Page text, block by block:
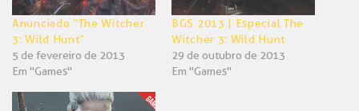
Anunciado “The Witcher
3: Wild Hunt”
5 de fevereiro de 2013
Em "Games"
BGS 2013 | Especial The
Witcher 3: Wild Hunt
29 de outubro de 2013
Em "Games"